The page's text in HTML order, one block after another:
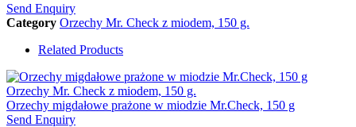
Send Enquiry
Category Orzechy Mr. Check z miodem, 150 g.
Related Products
Orzechy Mr. Check z miodem, 150 g.
Orzechy migdałowe prażone w miodzie Mr.Check, 150 g
Send Enquiry